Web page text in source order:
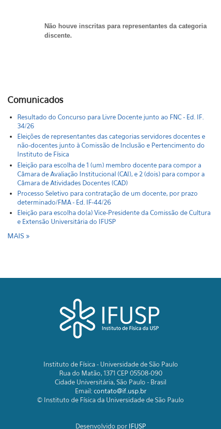
Não houve inscritas para representantes da categoria
discente.
Comunicados
Resultado do Concurso para Livre Docente junto ao FNC - Ed. IF.
34/26
Eleições de representantes das categorias servidores docentes e
não-docentes junto à Comissão de Inclusão e Pertencimento do
Instituto de Física
Eleição para escolha de 1 (um) membro docente para compor a
Câmara de Avaliação Institucional (CAI), e 2 (dois) para compor a
Câmara de Atividades Docentes (CAD)
Processo Seletivo para contratação de um docente, por prazo
determinado/FMA - Ed. IF-44/26
Eleição para escolha do(a) Vice-Presidente da Comissão de Cultura
e Extensão Universitária do IFUSP
MAIS
Instituto de Física - Universidade de São Paulo
Rua do Matão, 1371 CEP 05508-090
Cidade Universitária, São Paulo - Brasil
Email:contato@if.usp.br
© Instituto de Física da Universidade de São Paulo
Desenvolvido por IFUSP